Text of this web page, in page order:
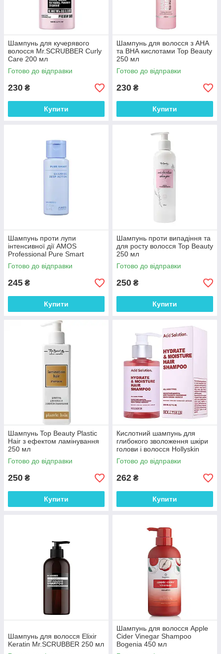
Шампунь для кучерявого
волосся Mr.SCRUBBER Curly
Сare 200 мл
Готово до відправки
230 ₴
Купити
Шампунь для волосся з АНА
та ВНА кислотами Top Beauty
250 мл
Готово до відправки
230 ₴
Купити
Шампунь проти лупи
інтенсивної дії AMOS
Professional Pure Smart
Shampoo Deep Action 60 мл
Готово до відправки
245 ₴
Купити
Шампунь проти випадіння та
для росту волосся Top Beauty
250 мл
Готово до відправки
250 ₴
Купити
Шампунь Top Beauty Plastic
Hair з ефектом ламінування
250 мл
Готово до відправки
250 ₴
Купити
Кислотний шампунь для
глибокого зволоження шкіри
голови і волосся Hollyskin
Acid Solution 200 мл
Готово до відправки
262 ₴
Купити
Шампунь для волосся Elixir
Keratin Mr.SCRUBBER 250 мл
Шампунь для волосся Apple
Cider Vinegar Shampoo
Bogenia 450 мл